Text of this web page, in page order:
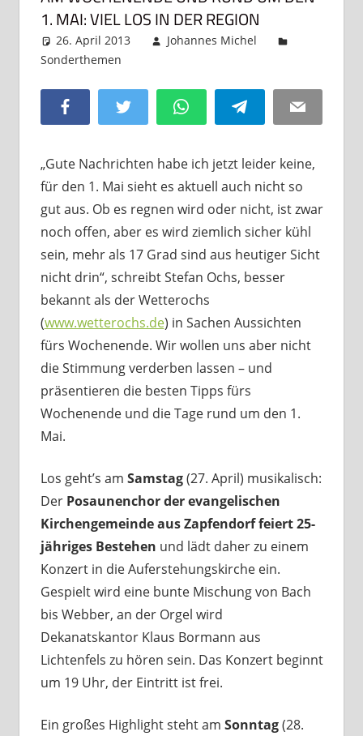
1. MAI: VIEL LOS IN DER REGION
26. April 2013
Johannes Michel
Sonderthemen
Facebook Twitter WhatsAppTelegram Email
„Gute Nachrichten habe ich jetzt leider keine,
für den 1. Mai sieht es aktuell auch nicht so
gut aus. Ob es regnen wird oder nicht, ist zwar
noch offen, aber es wird ziemlich sicher kühl
sein, mehr als 17 Grad sind aus heutiger Sicht
nicht drin“, schreibt Stefan Ochs, besser
bekannt als der Wetterochs
(www.wetterochs.de) in Sachen Aussichten
fürs Wochenende. Wir wollen uns aber nicht
die Stimmung verderben lassen – und
präsentieren die besten Tipps fürs
Wochenende und die Tage rund um den 1.
Mai.
Los geht’s am Samstag(27. April) musikalisch:
Der Posaunenchor der evangelischen
Kirchengemeinde aus Zapfendorf feiert 25-
jähriges Bestehen und lädt daher zu einem
Konzert in die Auferstehungskirche ein.
Gespielt wird eine bunte Mischung von Bach
bis Webber, an der Orgel wird
Dekanatskantor Klaus Bormann aus
Lichtenfels zu hören sein. Das Konzert beginnt
um 19 Uhr, der Eintritt ist frei.
Ein großes Highlight steht am Sonntag(28.